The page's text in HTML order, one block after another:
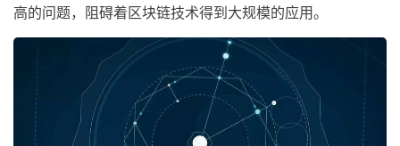
高的问题，阻碍着区块链技术得到大规模的应用。